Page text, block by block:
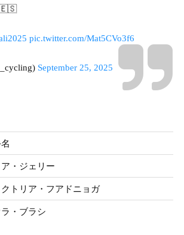
🇪🇸
pic.twitter.com/Mat5CVo3f6
September 25, 2025
・ジェリー
トリア・フアドニョガ
・ブラシ